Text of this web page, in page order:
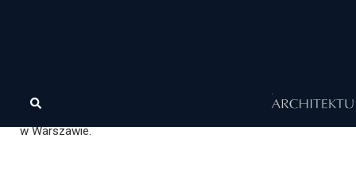
Wasze realizacje
Budynki
Przebudowa budynku biurowego przy ul. Ciołka
w Warszawie.